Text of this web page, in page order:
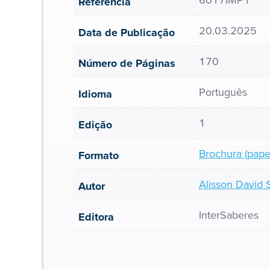
Data de Publicação 20.03.2025
Número de Páginas 170
Idioma Português
Edição 1
Formato Brochura
Autor Alisson David
Editora InterSaberes